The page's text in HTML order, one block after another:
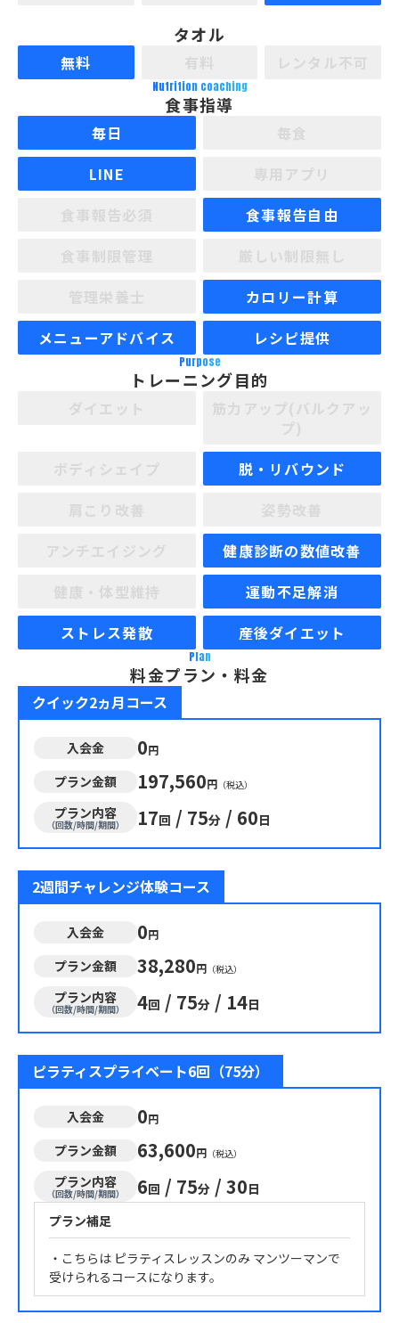
タオル
無料
Nutrition coaching
食事指導
毎日
LINE
食事報告自由
カロリー計算
メニューアドバイス
レシピ提供
Purpose
トレーニング目的
脱・リバウンド
健康診断の数値改善
運動不足解消
ストレス発散
産後ダイエット
Plan
料金プラン・料金
クイック2ヵ月コース
入会金 0円
プラン金額 197,560円 （税込）
プラン内容
（回数/時間/期間） 17回 / 75分 / 60日
2週間チャレンジ体験コース
入会金 0円
プラン金額 38,280円 （税込）
プラン内容
（回数/時間/期間） 4回 / 75分 / 14日
ピラティスプライベート6回（75分）
入会金 0円
プラン金額 63,600円 （税込）
プラン内容
（回数/時間/期間） 6回 / 75分 / 30日
プラン補足
・こちらは ピラティスレッスンのみ マンツーマンで
受けられるコースになります。